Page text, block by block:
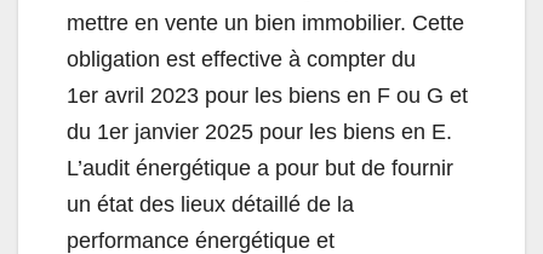
mettre en vente un bien immobilier. Cette
obligation est effective à compter du
1er avril 2023 pour les biens en F ou G et
du 1er janvier 2025 pour les biens en E.
L’audit énergétique a pour but de fournir
un état des lieux détaillé de la
performance énergétique et